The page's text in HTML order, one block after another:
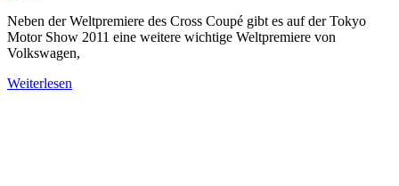
Neben der Weltpremiere des Cross Coupé gibt es auf der Tokyo
Motor Show 2011 eine weitere wichtige Weltpremiere von
Volkswagen,
Weiterlesen